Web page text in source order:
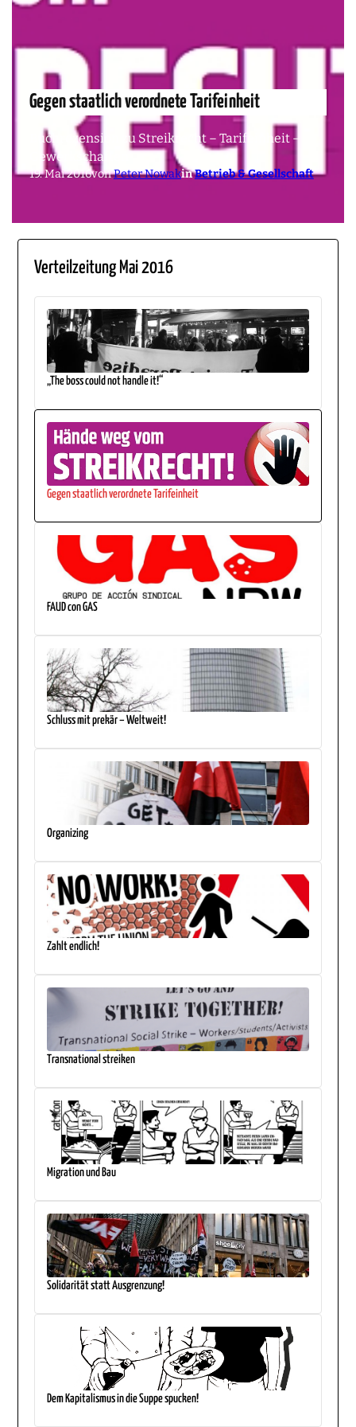
Gegen staatlich verordnete Tarifeinheit
Buchrezension zu Streikrecht – Tarifeinheit –
Gewerkschaften
19. Mai 2016vonPeter NowakinBetrieb & Gesellschaft
Verteilzeitung Mai 2016
„The boss could not handle it!“
Gegen staatlich verordnete Tarifeinheit
FAUD con GAS
Schluss mit prekär – Weltweit!
Organizing
Zahlt endlich!
Transnational streiken
Migration und Bau
Solidarität statt Ausgrenzung!
Dem Kapitalismus in die Suppe spucken!